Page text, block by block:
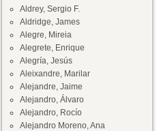
Aldrey, Sergio F.
Aldridge, James
Alegre, Mireia
Alegrete, Enrique
Alegría, Jesús
Aleixandre, Marilar
Alejandre, Jaime
Alejandro, Álvaro
Alejandro, Rocío
Alejandro Moreno, Ana